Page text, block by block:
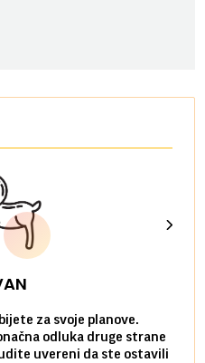
za svoje planove.
odluka druge strane
uvereni da ste ostavili